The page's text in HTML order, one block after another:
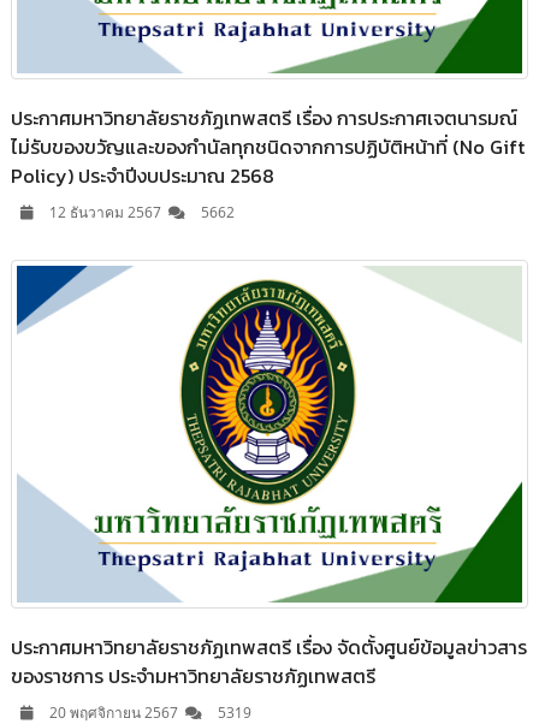
ประกาศมหาวิทยาลัยราชภัฏเทพสตรี เรื่อง การประกาศเจตนารมณ์
ไม่รับของขวัญและของกำนัลทุกชนิดจากการปฏิบัติหน้าที่ (No Gift
Policy) ประจำปีงบประมาณ 2568
12 ธันวาคม 2567 5662
ประกาศมหาวิทยาลัยราชภัฏเทพสตรี เรื่อง จัดตั้งศูนย์ข้อมูลข่าวสาร
ของราชการ ประจำมหาวิทยาลัยราชภัฏเทพสตรี
20 พฤศจิกายน 2567 5319